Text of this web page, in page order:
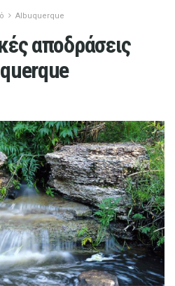
Albuquerque
αποδράσεις